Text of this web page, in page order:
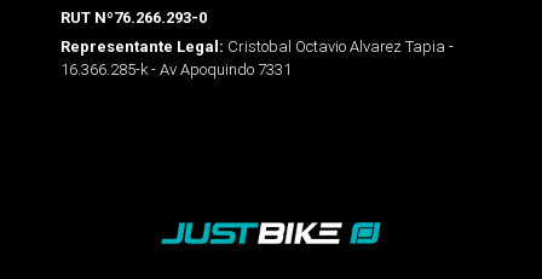
RUT Nº76.266.293-0
Representante Legal: Cristobal Octavio Alvarez Tapia -
16.366.285-k - Av Apoquindo 7331